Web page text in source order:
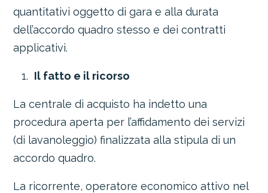
quantitativi oggetto di gara e alla durata
dell’accordo quadro stesso e dei contratti
applicativi.
Il fatto e il ricorso
La centrale di acquisto ha indetto una
procedura aperta per l’affidamento dei servizi
(di lavanoleggio) finalizzata alla stipula di un
accordo quadro.
La ricorrente, operatore economico attivo nel